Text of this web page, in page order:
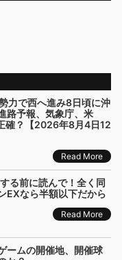
力で西へ進み8日頃に沖
路予報、気象庁、米
確？【2026年8月4日12
Read More
る前に読んで！全く同
EXなら半額以下だから
Read More
ームの開催地、開催球